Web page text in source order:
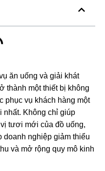
ăn uống và giải khát
thành một thiết bị không
phục vụ khách hàng một
nhất. Không chỉ giúp
tươi mới của đồ uống,
doanh nghiệp giảm thiểu
và mở rộng quy mô kinh